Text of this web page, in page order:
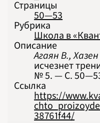
Страницы
50—53
Рубрика
Школа в
Описание
Агаян В.,
исчезнет
№ 5. — С.
Ссылка
https://
38761f44/